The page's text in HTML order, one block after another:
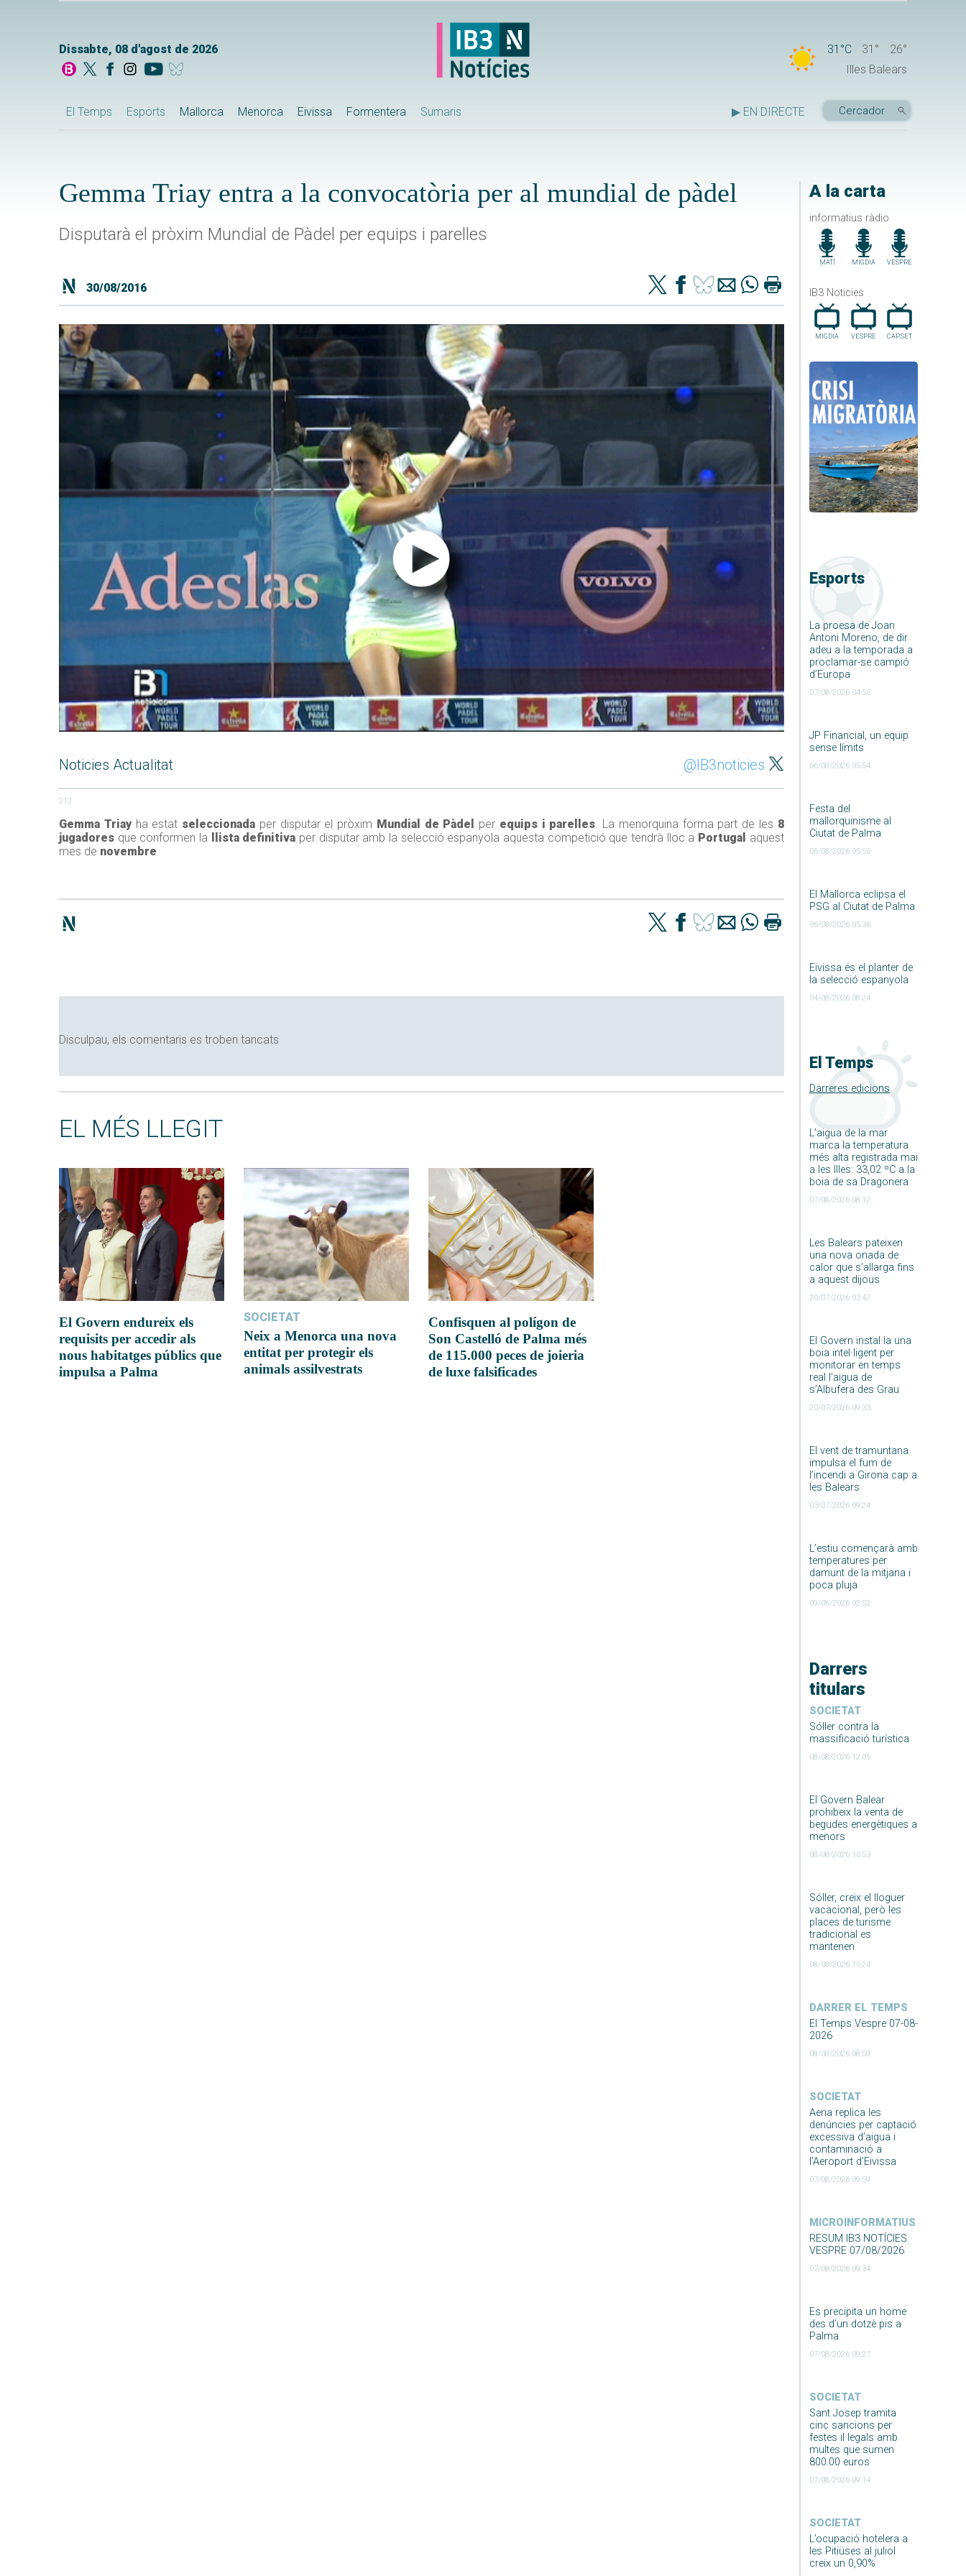
Dissabte, 08 d'agost de 2026 31°C 31°
26°
Illes Balears
El Temps Esports Mallorca Menorca Eivissa Formentera Sumaris ▶ EN DIRECTE
A la carta
informatius ràdio
MATÍ MIGDIA VESPRE
IB3 Noticies
MIGDIA VESPRE CAP.SET
Esports
La proesa de Joan
Antoni Moreno, de dir
adeu a la temporada a
proclamar-se campió
d’Europa
07/08/2026 04:50
JP Financial, un equip
sense límits
06/08/2026 05:54
Festa del
mallorquinisme al
Ciutat de Palma
06/08/2026 05:50
El Mallorca eclipsa el
PSG al Ciutat de Palma
06/08/2026 05:36
Eivissa és el planter de
la selecció espanyola
04/08/2026 08:24
El Temps
Darreres edicions
L’aigua de la mar
marca la temperatura
més alta registrada mai
a les Illes: 33,02 ºC a la
boia de sa Dragonera
07/08/2026 08:12
Les Balears pateixen
una nova onada de
calor que s’allarga fins
a aquest dijous
20/07/2026 03:47
El Govern instal·la una
boia intel·ligent per
monitorar en temps
real l’aigua de
s’Albufera des Grau
20/07/2026 09:33
El vent de tramuntana
impulsa el fum de
l’incendi a Girona cap a
les Balears
03/07/2026 09:24
L’estiu començarà amb
temperatures per
damunt de la mitjana i
poca pluja
09/06/2026 02:52
Darrers
titulars
SOCIETAT
Sóller contra la
massificació turística
08/08/2026 12:05
El Govern Balear
prohibeix la venta de
begudes energètiques a
menors
08/08/2026 10:53
Sóller, creix el lloguer
vacacional, però les
places de turisme
tradicional es
mantenen
08/08/2026 10:24
DARRER EL TEMPS
El Temps Vespre 07-08-
2026
08/08/2026 08:59
SOCIETAT
Aena replica les
denúncies per captació
excessiva d’aigua i
contaminació a
l’Aeroport d’Eivissa
07/08/2026 09:59
MICROINFORMATIUS
RESUM IB3 NOTÍCIES
VESPRE 07/08/2026
07/08/2026 09:34
Es precipita un home
des d’un dotzè pis a
Palma
07/08/2026 09:27
SOCIETAT
Sant Josep tramita
cinc sancions per
festes il·legals amb
multes que sumen
800.00 euros
07/08/2026 09:14
SOCIETAT
L’ocupació hotelera a
les Pitiüses al juliol
creix un 0,90%
Gemma Triay entra a la convocatòria per al mundial de pàdel
Disputarà el pròxim Mundial de Pàdel per equips i parelles
30/08/2016
Noticies Actualitat @IB3noticies
212
Gemma Triayha estat seleccionada per disputar el pròxim Mundial de Pàdel per equips i parelles. La menorquina forma part de les 8
jugadores que conformen la llista definitiva per disputar amb la selecció espanyola aquesta competició que tendrà lloc a Portugal aquest
mes de novembre.
Disculpau, els comentaris es troben tancats
EL MÉS LLEGIT
El Govern endureix els
requisits per accedir als
nous habitatges públics que
impulsa a Palma
SOCIETAT
Neix a Menorca una nova
entitat per protegir els
animals assilvestrats
Confisquen al polígon de
Son Castelló de Palma més
de 115.000 peces de joieria
de luxe falsificades